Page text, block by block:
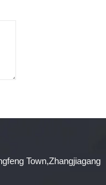
Town,Zhangjiagang